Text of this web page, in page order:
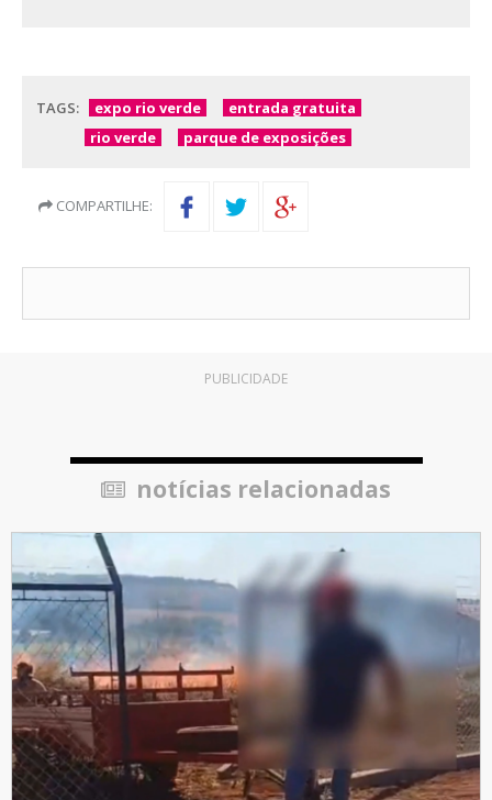
TAGS: expo rio verde
entrada gratuita
rio verde
parque de exposições
COMPARTILHE:
PUBLICIDADE
notícias relacionadas